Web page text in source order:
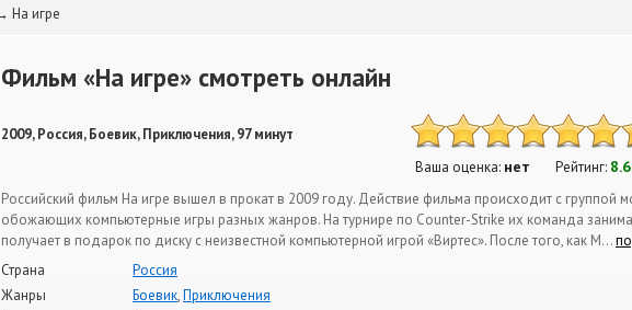
На игре
Фильм «На игре» смотреть онлайн
2009, Россия, Боевик, Приключения, 97 минут
Ваша оценка: нет Рейтинг: 8.6
Российский фильм На игре вышел в прокат в 2009 году. Действие фильма происходит с
обожающих компьютерные игры разных жанров. На турнире по Counter-Strike их команда
получает в подарок по диску с неизвестной компьютерной игрой «Виртес». После того, как М…
Страна
Россия
Жанры
Боевик,Приключения